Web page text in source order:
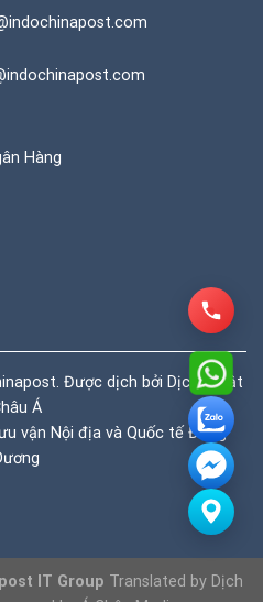
Hàng
Được dịch bởi Dịch thuật
Á
vận Nội địa và Quốc tế Đông
IT Group Translated by Dịch